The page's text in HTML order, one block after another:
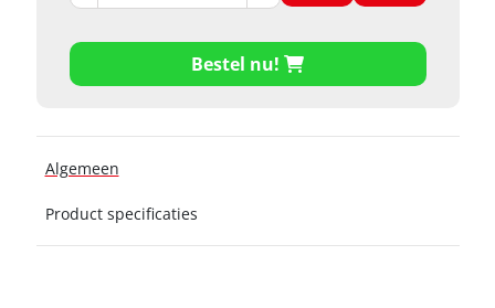
Bestel nu!
Algemeen
Product specificaties